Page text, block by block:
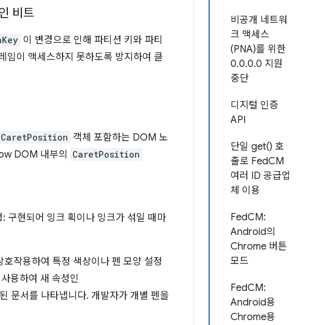
비공개 네트워
크 액세스
(PNA)를 위한
0.0.0.0 지원
중단
디지털 인증
API
단일 get() 호
출로 FedCM
여러 ID 공급업
체 이용
FedCM:
Android의
Chrome 버튼
모드
FedCM:
Android용
Chrome용
비트
이 변경으로 인해 파티션 키와 파티
임이 액세스하지 못하도록 방지하여 클
CaretPosition 객체 포함하는 DOM 노
DOM 내부의
CaretPosition
: 구현되어 잉크 획이나 잉크가 섞일 때마
작용하여 특정 색상이나 펜 모양 설정
용하여 새 속성인
문서를 나타냅니다. 개발자가 개별 펜을